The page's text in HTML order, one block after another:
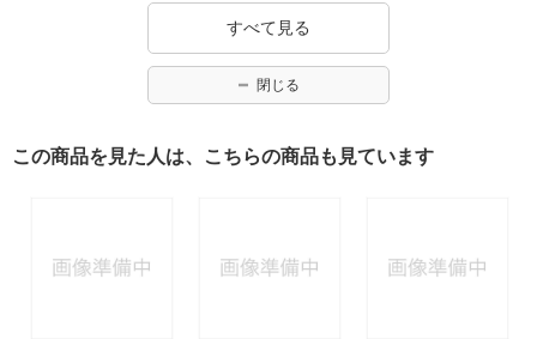
すべて見る
閉じる
この商品を見た人は、こちらの商品も見ています